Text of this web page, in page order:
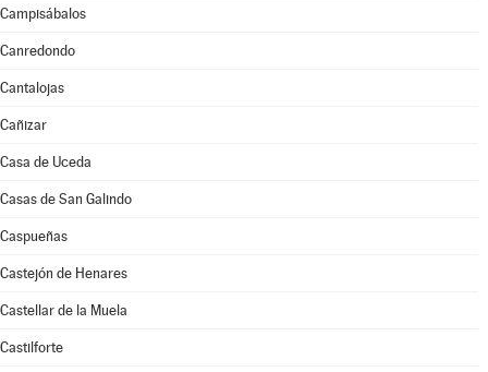
Campisábalos
Canredondo
Cantalojas
Cañizar
Casa de Uceda
Casas de San Galindo
Caspueñas
Castejón de Henares
Castellar de la Muela
Castilforte